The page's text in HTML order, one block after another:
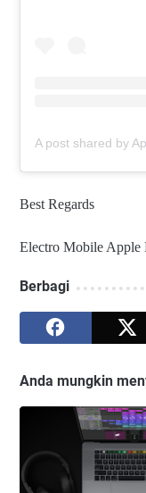
Best Regards
Electro Mobile Apple
Berbagi
Anda mungkin